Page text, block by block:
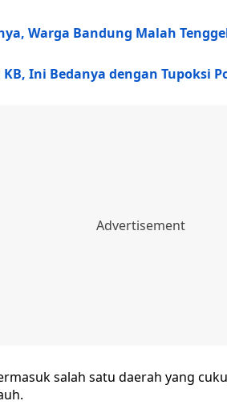
Warga Bandung Malah
KB, Ini Bedanya dengan Tupoksi
salah satu daerah yang